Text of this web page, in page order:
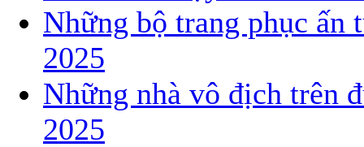
Những bộ trang phục
2025
Những nhà vô địch trên
2025